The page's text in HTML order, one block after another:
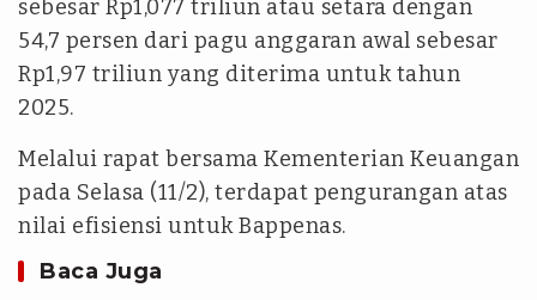
sebesar Rp1,077 triliun atau setara dengan
54,7 persen dari pagu anggaran awal sebesar
Rp1,97 triliun yang diterima untuk tahun
2025.
Melalui rapat bersama Kementerian Keuangan
pada Selasa (11/2), terdapat pengurangan atas
nilai efisiensi untuk Bappenas.
Baca Juga